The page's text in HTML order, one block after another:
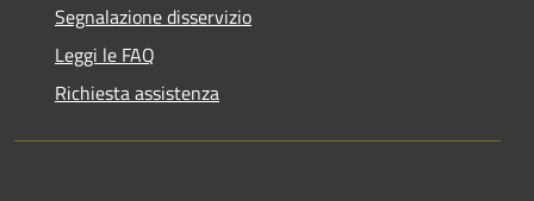
Segnalazione disservizio
Leggi le FAQ
Richiesta assistenza